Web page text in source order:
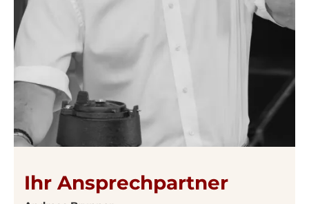
Ihr Ansprechpartner